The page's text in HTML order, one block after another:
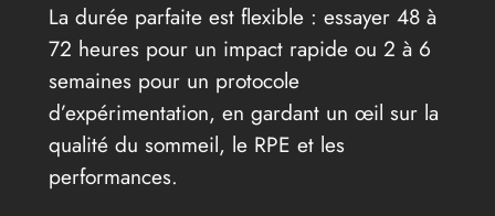
La durée parfaite est flexible : essayer 48 à
72 heures pour un impact rapide ou 2 à 6
semaines pour un protocole
d’expérimentation, en gardant un œil sur la
qualité du sommeil, le RPE et les
performances.